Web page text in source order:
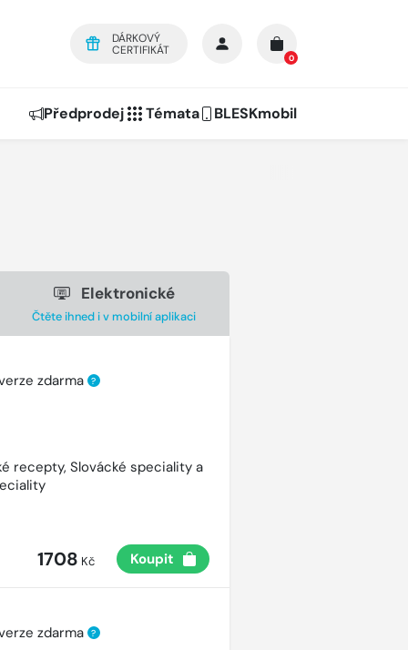
DÁRKOVÝ
CERTIFIKÁT
0
Předprodej Témata BLESKmobil
Elektronické
Čtěte ihned i v mobilní aplikaci
zdarma ?
recepty, Slovácké speciality a
1708 Kč Koupit
zdarma ?